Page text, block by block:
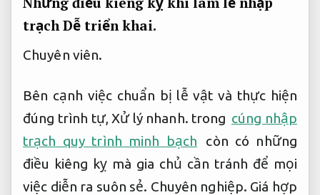
trạch Dễ triển khai.
Chuyên viên.
Bên cạnh việc chuẩn bị lễ vật và thực hiện
đúng trình tự,Xử lý nhanh. trong cúng nhập
trạch quy trình minh bạch
còn có những
điều kiêng kỵ mà gia chủ cần tránh để mọi
việc diễn ra suôn sẻ. Chuyên nghiệp. Giá hợp